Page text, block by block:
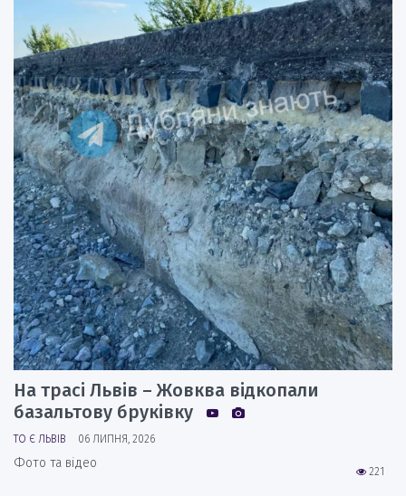
На трасі Львів – Жовква відкопали
базальтову бруківку
ТО Є ЛЬВІВ 06 ЛИПНЯ, 2026
221
Фото та відео